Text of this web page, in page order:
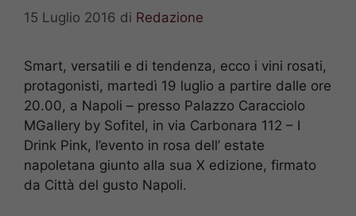
15 Luglio 2016 di Redazione
Smart, versatili e di tendenza, ecco i vini rosati,
protagonisti, martedì 19 luglio a partire dalle ore
20.00, a Napoli – presso Palazzo Caracciolo
MGallery by Sofitel, in via Carbonara 112 – I
Drink Pink, l’evento in rosa dell’ estate
napoletana giunto alla sua X edizione, firmato
da Città del gusto Napoli.